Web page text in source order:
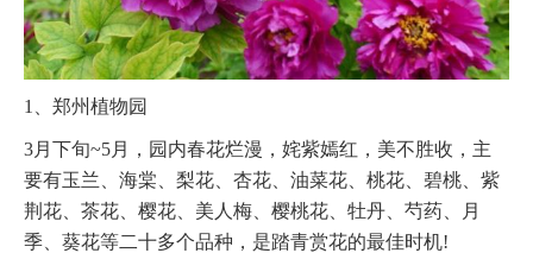
1、郑州植物园
3月下旬~5月，园内春花烂漫，姹紫嫣红，美不胜收，主
要有玉兰、海棠、梨花、杏花、油菜花、桃花、碧桃、紫
荆花、茶花、樱花、美人梅、樱桃花、牡丹、芍药、月
季、葵花等二十多个品种，是踏青赏花的最佳时机!